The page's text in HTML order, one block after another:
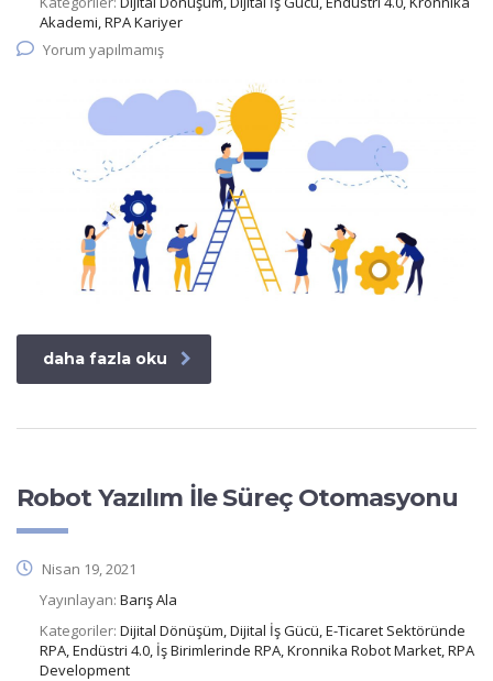
Akademi, RPA Kariyer
Yorum yapılmamış
daha fazla oku
Robot Yazılım İle Süreç Otomasyonu
Nisan 19, 2021
Yayınlayan: Barış Ala
Kategoriler: Dijital Dönüşüm, Dijital İş Gücü, E-Ticaret Sektöründe
RPA, Endüstri 4.0, İş Birimlerinde RPA, Kronnika Robot Market, RPA
Development